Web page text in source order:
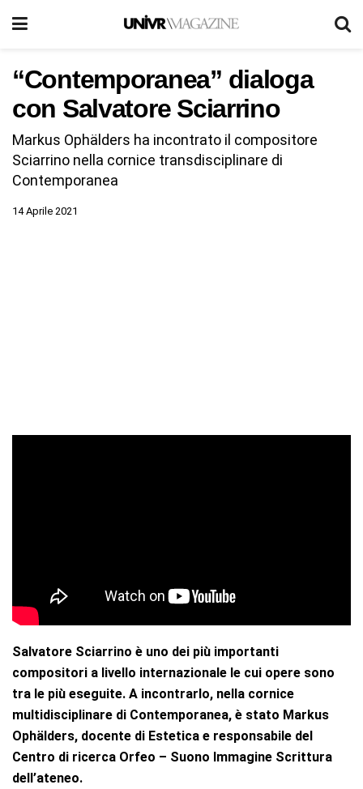
“Contemporanea” dialoga
con Salvatore Sciarrino
Markus Ophälders ha incontrato il compositore
Sciarrino nella cornice transdisciplinare di
Contemporanea
14 Aprile 2021
Salvatore Sciarrino è uno dei più importanti
compositori a livello internazionale le cui opere sono
tra le più eseguite. A incontrarlo, nella cornice
multidisciplinare di Contemporanea, è stato Markus
Ophälders, docente di Estetica e responsabile del
Centro di ricerca Orfeo – Suono Immagine Scrittura
dell’ateneo.